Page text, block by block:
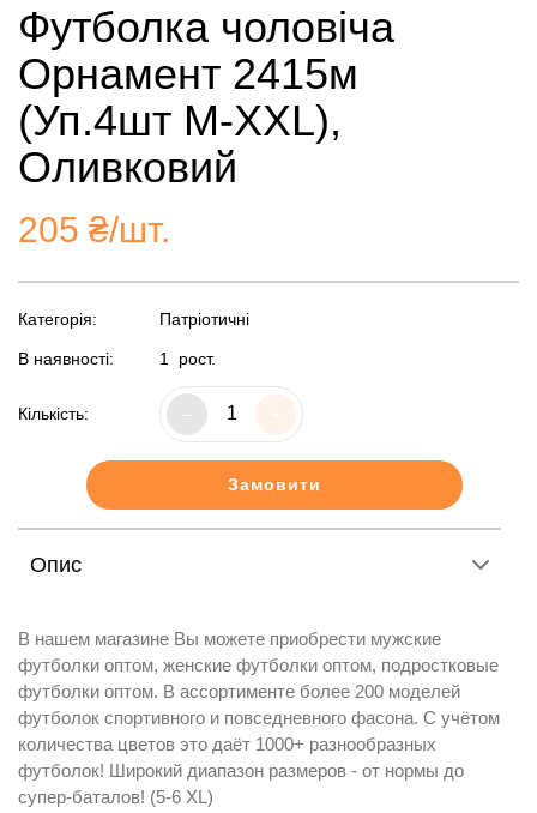
Футболка чоловіча
Орнамент 2415м
(Уп.4шт M-XXL),
Оливковий
205 ₴/шт.
Категорія: Патріотичні
В наявності: 1 рост.
Кількість:
Замовити
Опис
В нашем магазине Вы можете приобрести мужские
футболки оптом, женские футболки оптом, подростковые
футболки оптом. В ассортименте более 200 моделей
футболок спортивного и повседневного фасона. С учётом
количества цветов это даёт 1000+ разнообразных
футболок! Широкий диапазон размеров - от нормы до
супер-баталов! (5-6 XL)